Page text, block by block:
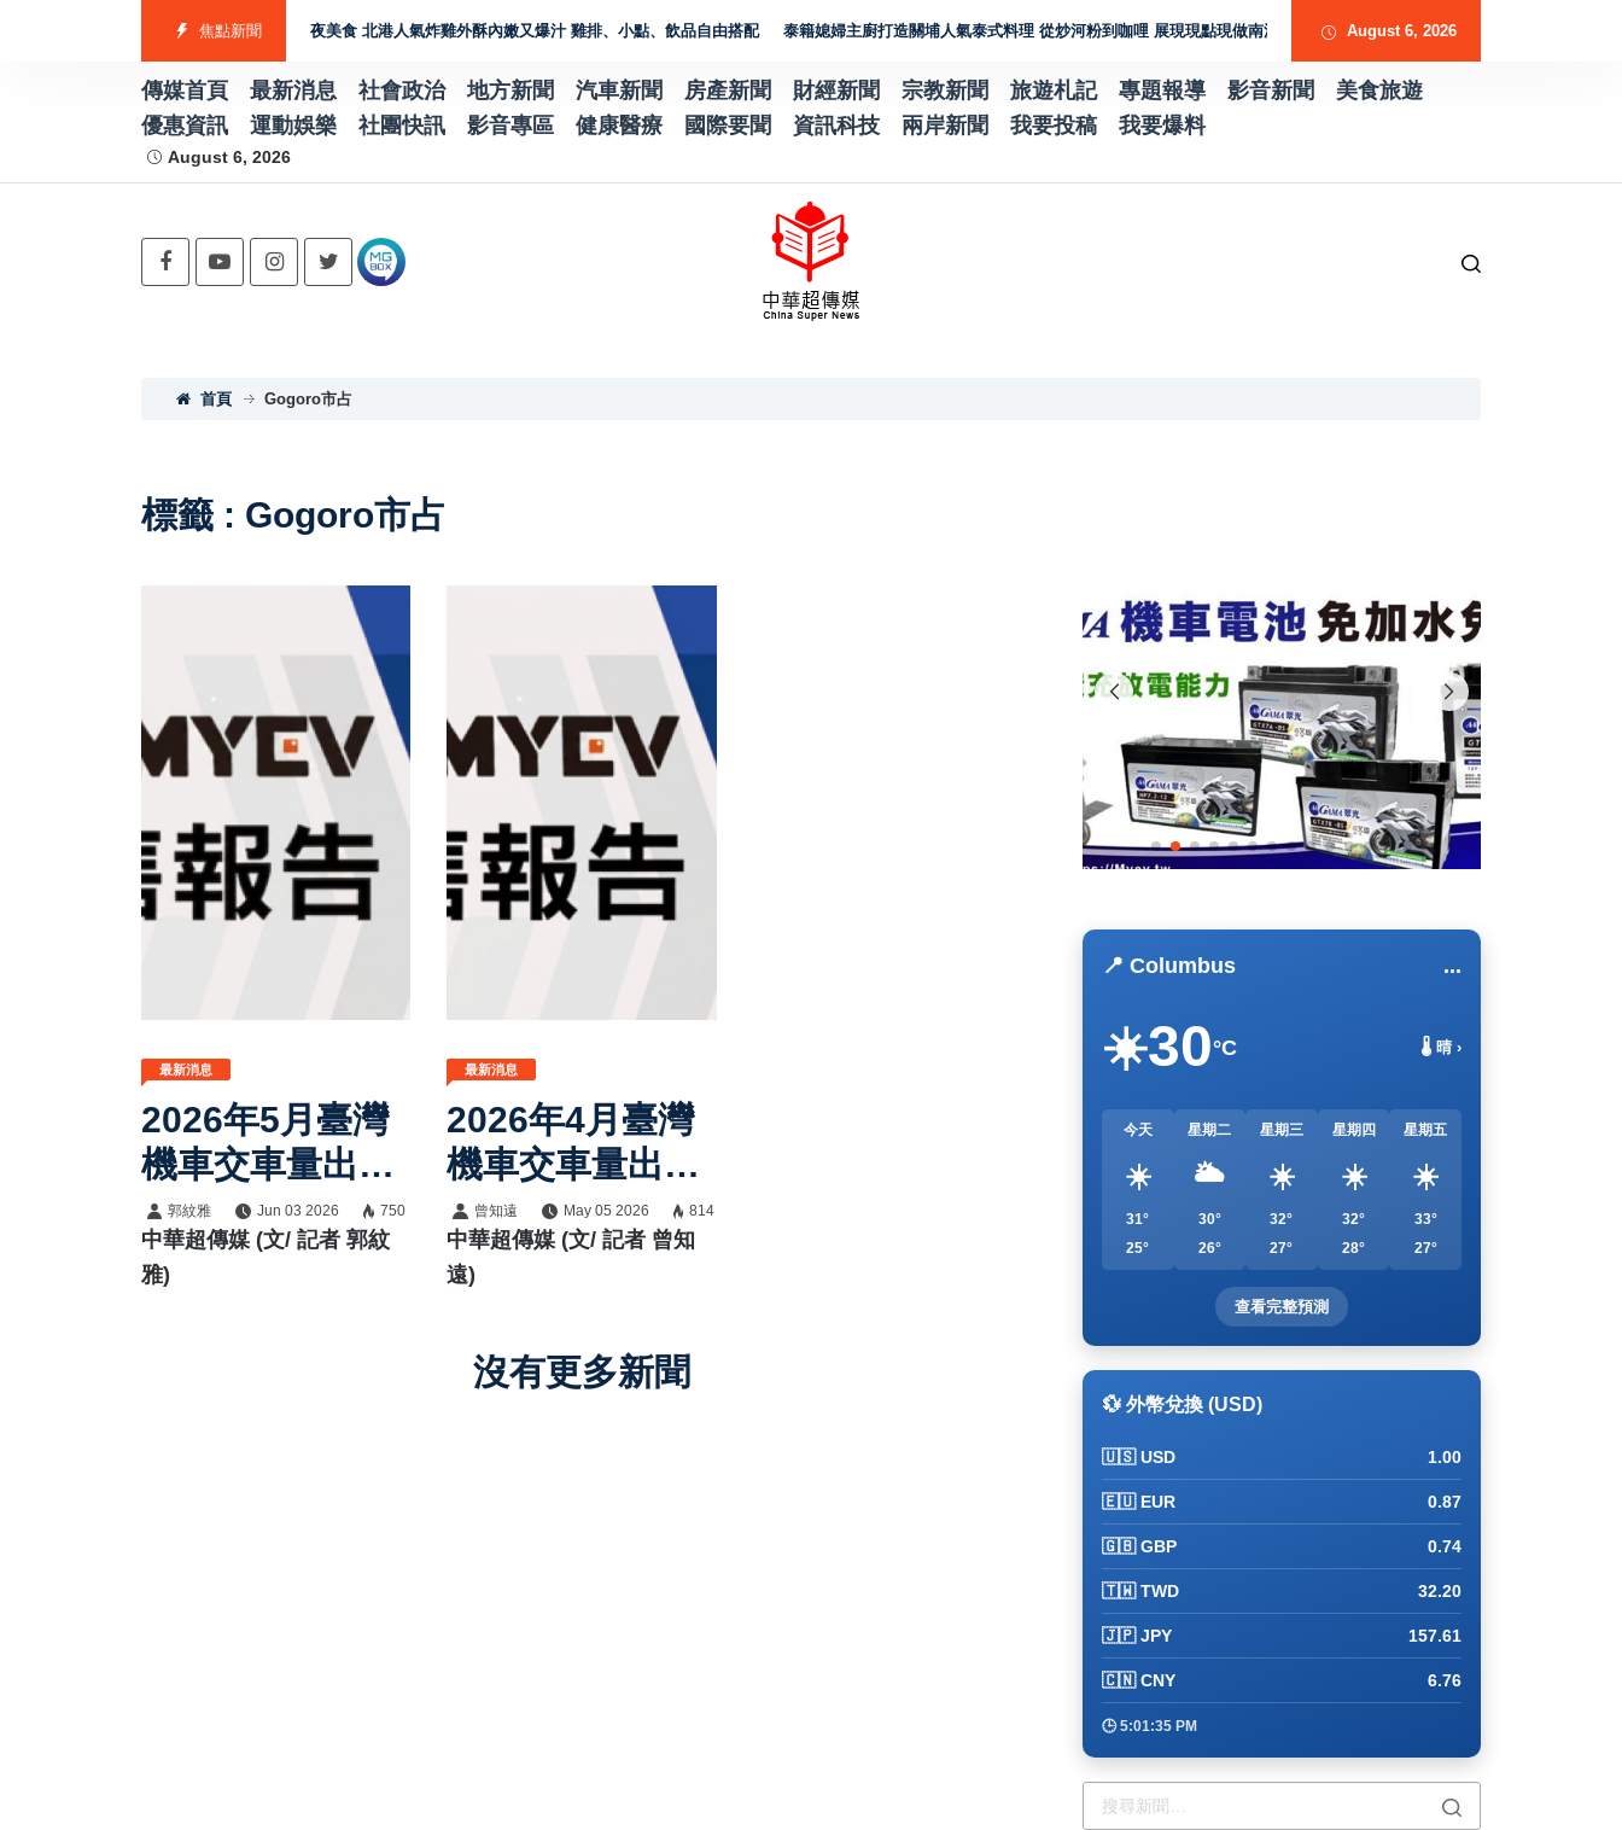
焦點新聞
雲林宵夜美食 北港人氣炸雞外酥內嫩又爆汁 雞排、小點、飲品自由搭配 泰籍媳婦主廚打造關埔人氣泰式料理 從炒河粉到咖哩 展現現點現做南洋風味層次 歷史厚度 光影流動 胡焱榮用「石說新語」重
August 6, 2026
傳媒首頁 最新消息 社會政治 地方新聞 汽車新聞 房產新聞 財經新聞 宗教新聞 旅遊札記 專題報導 影音新聞
美食旅遊
優惠資訊
運動娛樂 社團快訊 影音專區 健康醫療 國際要聞 資訊科技 兩岸新聞 我要投稿 我要爆料
August 6, 2026
首頁 Gogoro市占
標籤 : Gogoro市占
最新消息
2026年5月臺灣
機車交車量出
爐：總掛牌數
61541輛，SYM
穩居市場龍頭寶
郭紋雅 Jun 03 2026 750
中華超傳媒 (文/ 記者 郭紋
雅)
最新消息
2026年4月臺灣
機車交車量出
爐：總掛牌數
60849輛，年增
14%買氣回溫，
SYM穩居市場龍
頭，Kymco K1
曾知遠 May 05 2026 814
中華超傳媒 (文/ 記者 曾知
遠)
沒有更多新聞
📍 Columbus ...
☀️30°C 🌡️ 晴 ›
今天
☀️
31°
25°
星期二
🌥️
30°
26°
星期三
☀️
32°
27°
星期四
☀️
32°
28°
星期五
☀️
33°
27°
查看完整預測
💱 外幣兌換 (USD)
🇺🇸 USD 1.00
🇪🇺 EUR 0.87
🇬🇧 GBP 0.74
🇹🇼 TWD 32.20
🇯🇵 JPY 157.61
🇨🇳 CNY 6.76
🕒 5:01:45 PM